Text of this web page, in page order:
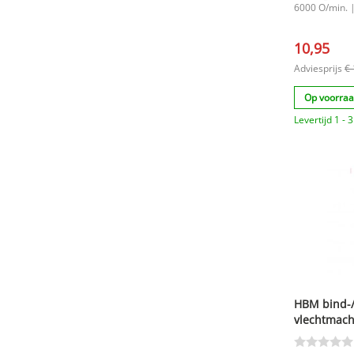
6000 O/min. |
10,95
Adviesprijs €
Op
Levertijd 1 -
HBM